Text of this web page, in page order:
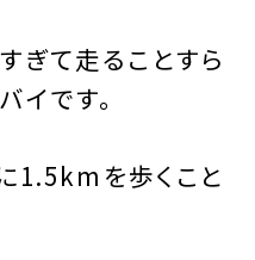
ぎて走ることすら
です。
1.5kmを歩くこと